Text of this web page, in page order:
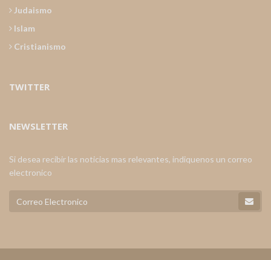
Judaismo
Islam
Cristianismo
TWITTER
NEWSLETTER
Si desea recibir las noticias mas relevantes, indiquenos un correo
electronico